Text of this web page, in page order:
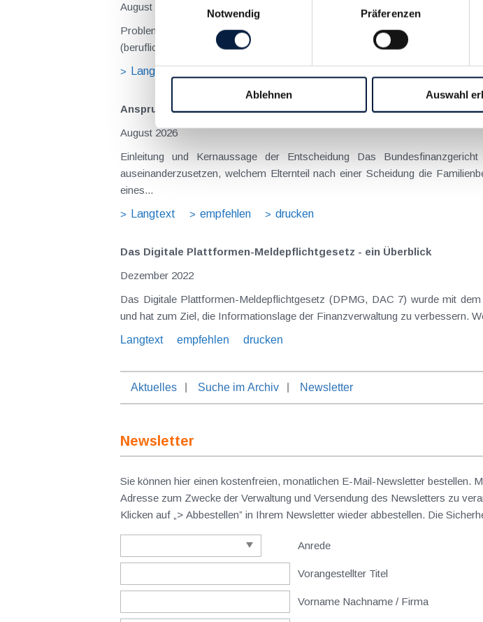
Notwendig
Präferenzen
Ablehnen Auswahl
August 2026
Problemstellung und rechtlicher Hintergrund Tagesgelder sollen Verpflegungsmehraufwendungen ausgleichen, welche im Zuge von Dienstreisen
(beruflich bedingten Reisen) durch die Unkenntnis über die lokale
Langtext
Anspruch auf Familienbeihilfe bei geschiedenen Eltern
August 2026
Einleitung und Kernaussage der Entscheidung Das Bundesfinanzgericht (GZ RV/7103366/2025 vom 10.02.2026) hatte sich mit der Frage
auseinanderzusetzen, welchem Elternteil nach einer Scheidung die
eines...
Langtext
empfehlen drucken
Das Digitale Plattformen-Meldepflichtgesetz - ein Überblick
Dezember 2022
Das Digitale Plattformen-Meldepflichtgesetz (DPMG, DAC 7) wurde mit
und hat zum Ziel, die Informationslage der Finanzverwaltung zu verbessern.
Langtext
empfehlen drucken
Aktuelles Suche im Archiv Newsletter
Newsletter
Sie können hier einen kostenfreien, monatlichen E-Mail-Newsletter bestellen.
Adresse zum Zwecke der Verwaltung und Versendung des Newsletters zu
Klicken auf „> Abbestellen” in Ihrem Newsletter wieder abbestellen. Die
Anrede
Vorangestellter Titel
Vorname Nachname / Firma